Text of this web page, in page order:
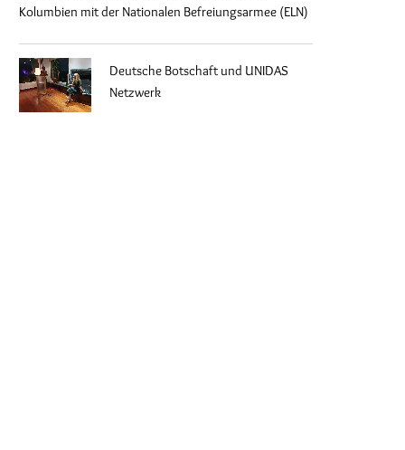
Kolumbien mit der Nationalen Befreiungsarmee (ELN)
Deutsche Botschaft und UNIDAS
Netzwerk